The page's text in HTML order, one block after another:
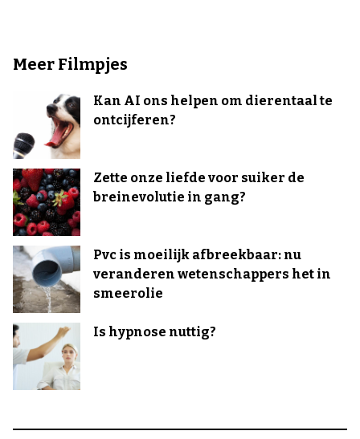
Meer Filmpjes
Kan AI ons helpen om dierentaal te
ontcijferen?
Zette onze liefde voor suiker de
breinevolutie in gang?
Pvc is moeilijk afbreekbaar: nu
veranderen wetenschappers het in
smeerolie
Is hypnose nuttig?